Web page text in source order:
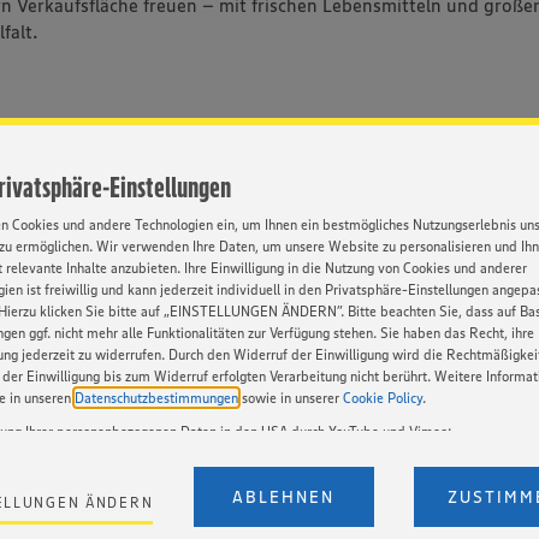
Einstellungen
Cookies und andere Technologien ein, um Ihnen ein bestmögliches Nutzungserlebnis
ermöglichen. Wir verwenden Ihre Daten, um unsere Website zu personalisieren und
relevante Inhalte anzubieten. Ihre Einwilligung in die Nutzung von Cookies und anderer
ist freiwillig und kann jederzeit individuell in den Privatsphäre-Einstellungen
klicken Sie bitte auf „EINSTELLUNGEN ÄNDERN”. Bitte beachten Sie, dass auf
ggf. nicht mehr alle Funktionalitäten zur Verfügung stehen. Sie haben das Recht, ihre
jederzeit zu widerrufen. Durch den Widerruf der Einwilligung wird die
Einwilligung bis zum Widerruf erfolgten Verarbeitung nicht berührt. Weitere
in unseren Datenschutzbestimmungen sowie in unserer Cookie Policy.
Ihrer personenbezogenen Daten in den USA durch YouTube und Vimeo:
auf unserer Webseite Videos von YouTube und Vimeo ein. Wenn Sie auf „Zustimmen”
a) DSGVO ein, dass Ihre Daten (IP-Adresse, Zeitstempel, ggf. Nutzerverhalten auf unserer
an die Anbieter der Dienste YouTube und Vimeo in den USA übermittelt und dort
ÄNDERN ABLEHNEN
Verkaufsfläche freuen – mit frischen Lebensmitteln und
erzielte im Jahr 2025 einen Verbund-Einzelhandelsumsatz von